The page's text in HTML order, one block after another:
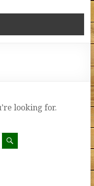
looking for.